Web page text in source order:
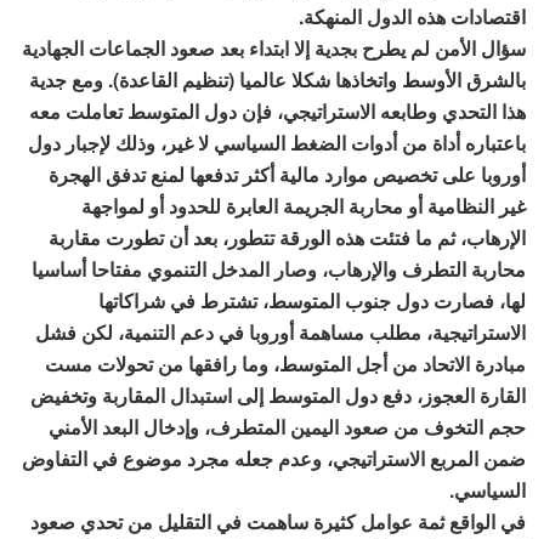
اقتصادات هذه الدول المنهكة.
سؤال الأمن لم يطرح بجدية إلا ابتداء بعد صعود الجماعات الجهادية
بالشرق الأوسط واتخاذها شكلا عالميا (تنظيم القاعدة). ومع جدية
هذا التحدي وطابعه الاستراتيجي، فإن دول المتوسط تعاملت معه
باعتباره أداة من أدوات الضغط السياسي لا غير، وذلك لإجبار دول
أوروبا على تخصيص موارد مالية أكثر تدفعها لمنع تدفق الهجرة
غير النظامية أو محاربة الجريمة العابرة للحدود أو لمواجهة
الإرهاب، ثم ما فتئت هذه الورقة تتطور، بعد أن تطورت مقاربة
محاربة التطرف والإرهاب، وصار المدخل التنموي مفتاحا أساسيا
لها، فصارت دول جنوب المتوسط، تشترط في شراكاتها
الاستراتيجية، مطلب مساهمة أوروبا في دعم التنمية، لكن فشل
مبادرة الاتحاد من أجل المتوسط، وما رافقها من تحولات مست
القارة العجوز، دفع دول المتوسط إلى استبدال المقاربة وتخفيض
حجم التخوف من صعود اليمين المتطرف، وإدخال البعد الأمني
ضمن المربع الاستراتيجي، وعدم جعله مجرد موضوع في التفاوض
السياسي.
في الواقع ثمة عوامل كثيرة ساهمت في التقليل من تحدي صعود